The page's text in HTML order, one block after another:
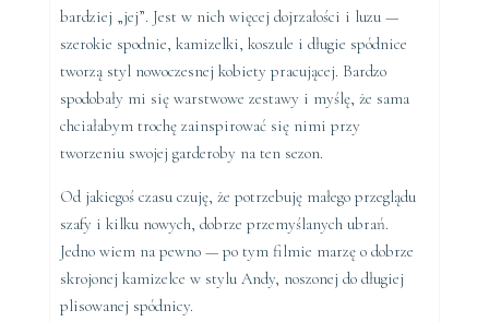
bardziej „jej”. Jest w nich więcej dojrzałości i luzu —
szerokie spodnie, kamizelki, koszule i długie spódnice
tworzą styl nowoczesnej kobiety pracującej. Bardzo
spodobały mi się warstwowe zestawy i myślę, że sama
chciałabym trochę zainspirować się nimi przy
tworzeniu swojej garderoby na ten sezon.
Od jakiegoś czasu czuję, że potrzebuję małego przeglądu
szafy i kilku nowych, dobrze przemyślanych ubrań.
Jedno wiem na pewno — po tym filmie marzę o dobrze
skrojonej kamizelce w stylu Andy, noszonej do długiej
plisowanej spódnicy.